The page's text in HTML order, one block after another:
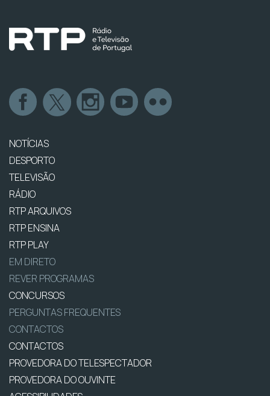
NOTÍCIAS
DESPORTO
TELEVISÃO
RÁDIO
RTP ARQUIVOS
RTP ENSINA
RTP PLAY
EM DIRETO
REVER PROGRAMAS
CONCURSOS
PERGUNTAS FREQUENTES
CONTACTOS
CONTACTOS
PROVEDORA DO TELESPECTADOR
PROVEDORA DO OUVINTE